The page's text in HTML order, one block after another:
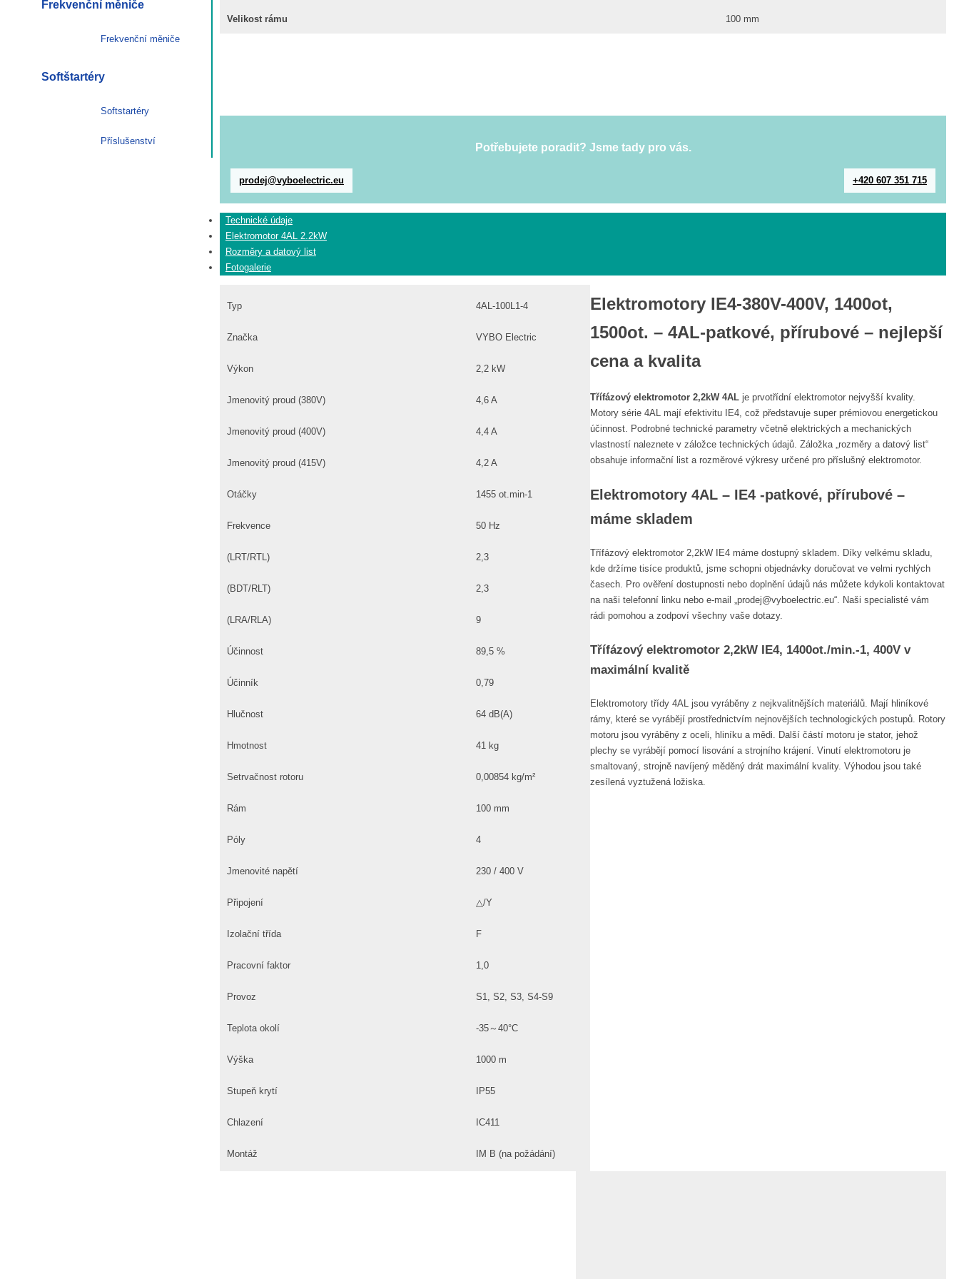
Velikost rámu 100 mm
Potřebujete poradit? Jsme tady pro vás.
prodej@vyboelectric.eu +420 607 351 715
Technické údaje
Elektromotor 4AL 2.2kW
Rozměry a datový list
Fotogalerie
Typ 4AL-100L1-4
Značka VYBO Electric
Výkon 2,2 kW
Jmenovitý proud (380V) 4,6 A
Jmenovitý proud (400V) 4,4 A
Jmenovitý proud (415V) 4,2 A
Otáčky 1455 ot.min-1
Frekvence 50 Hz
(LRT/RTL) 2,3
(BDT/RLT) 2,3
(LRA/RLA) 9
Účinnost 89,5 %
Účinník 0,79
Hlučnost 64 dB(A)
Hmotnost 41 kg
Setrvačnost rotoru 0,00854 kg/m²
Rám 100 mm
Póly 4
Jmenovité napětí 230 / 400 V
Připojení △/Y
Izolační třída F
Pracovní faktor 1,0
Provoz S1, S2, S3, S4-S9
Teplota okolí -35～40°C
Výška 1000 m
Stupeň krytí IP55
Chlazení IC411
Montáž IM B (na požádání)
Elektromotory IE4-380V-400V, 1400ot,
1500ot. – 4AL-patkové, přírubové – nejlepší
cena a kvalita
Třífázový elektromotor 2,2kW 4ALje prvotřídní elektromotor nejvyšší kvality.
Motory série 4AL mají efektivitu IE4, což představuje super prémiovou energetickou
účinnost. Podrobné technické parametry včetně elektrických a mechanických
vlastností naleznete v záložce technických údajů. Záložka „rozměry a datový list“
obsahuje informační list a rozměrové výkresy určené pro příslušný elektromotor.
Elektromotory 4AL – IE4 -patkové, přírubové –
máme skladem
Třífázový elektromotor 2,2kW IE4 máme dostupný skladem. Díky velkému skladu,
kde držíme tisíce produktů, jsme schopni objednávky doručovat ve velmi rychlých
časech. Pro ověření dostupnosti nebo doplnění údajů nás můžete kdykoli kontaktovat
na naši telefonní linku nebo e-mail „prodej@vyboelectric.eu“. Naši specialisté vám
rádi pomohou a zodpoví všechny vaše dotazy.
Třífázový elektromotor 2,2kW IE4, 1400ot./min.-1, 400V v
maximální kvalitě
Elektromotory třídy 4AL jsou vyráběny z nejkvalitnějších materiálů. Mají hliníkové
rámy, které se vyrábějí prostřednictvím nejnovějších technologických postupů. Rotory
motoru jsou vyráběny z oceli, hliníku a mědi. Další částí motoru je stator, jehož
plechy se vyrábějí pomocí lisování a strojního krájení. Vinutí elektromotoru je
smaltovaný, strojně navíjený měděný drát maximální kvality. Výhodou jsou také
zesílená vyztužená ložiska.
Frekvenční měniče
Frekvenční měniče
Softštartéry
Softstartéry
Příslušenství